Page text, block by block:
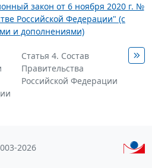
закон от 6 ноября 2020 г. №
Российской Федерации" (с
и дополнениями)
Статья 4. Состав
Правительства
Российской Федерации
2026